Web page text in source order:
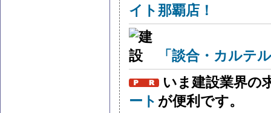
イト那覇店！
「談合・カルテ
いま建設業界の
ート が便利です。